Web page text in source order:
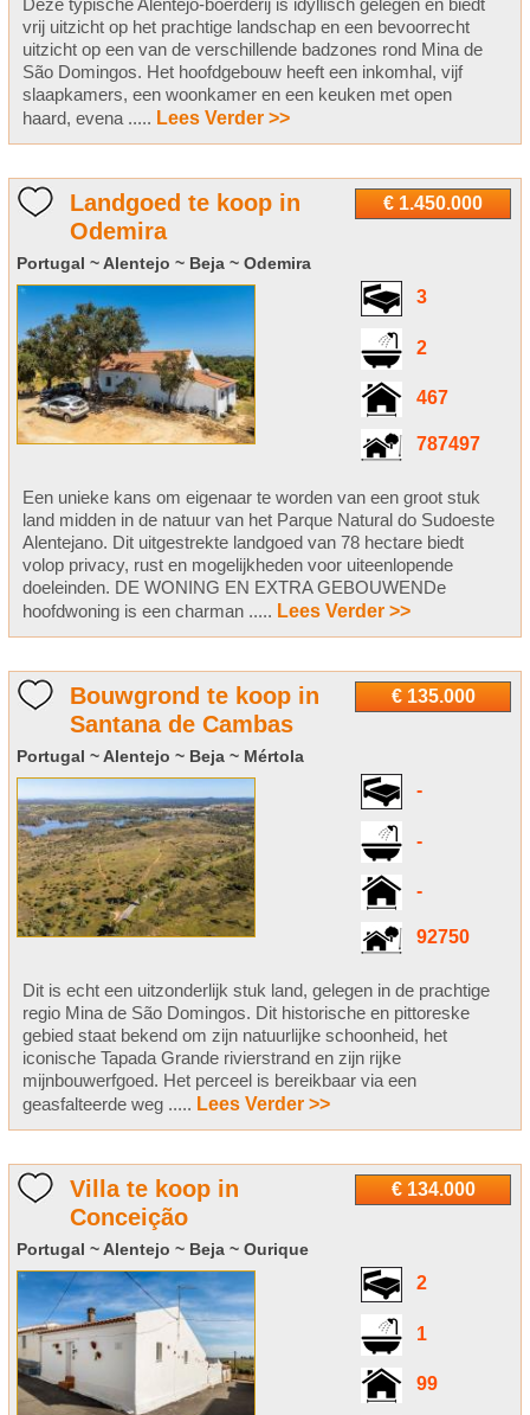
Deze typische Alentejo-boerderij is idyllisch gelegen en biedt
vrij uitzicht op het prachtige landschap en een bevoorrecht
uitzicht op een van de verschillende badzones rond Mina de
São Domingos. Het hoofdgebouw heeft een inkomhal, vijf
slaapkamers, een woonkamer en een keuken met open
haard, evena ..... Lees Verder >>
€ 1.450.000
Landgoed te koop in
Odemira
Portugal ~ Alentejo ~ Beja ~ Odemira
3
2
467
787497
Een unieke kans om eigenaar te worden van een groot stuk
land midden in de natuur van het Parque Natural do Sudoeste
Alentejano. Dit uitgestrekte landgoed van 78 hectare biedt
volop privacy, rust en mogelijkheden voor uiteenlopende
doeleinden. DE WONING EN EXTRA GEBOUWENDe
hoofdwoning is een charman ..... Lees Verder >>
€ 135.000
Bouwgrond te koop in
Santana de Cambas
Portugal ~ Alentejo ~ Beja ~ Mértola
-
-
-
92750
Dit is echt een uitzonderlijk stuk land, gelegen in de prachtige
regio Mina de São Domingos. Dit historische en pittoreske
gebied staat bekend om zijn natuurlijke schoonheid, het
iconische Tapada Grande rivierstrand en zijn rijke
mijnbouwerfgoed. Het perceel is bereikbaar via een
geasfalteerde weg ..... Lees Verder >>
€ 134.000
Villa te koop in
Conceição
Portugal ~ Alentejo ~ Beja ~ Ourique
2
1
99